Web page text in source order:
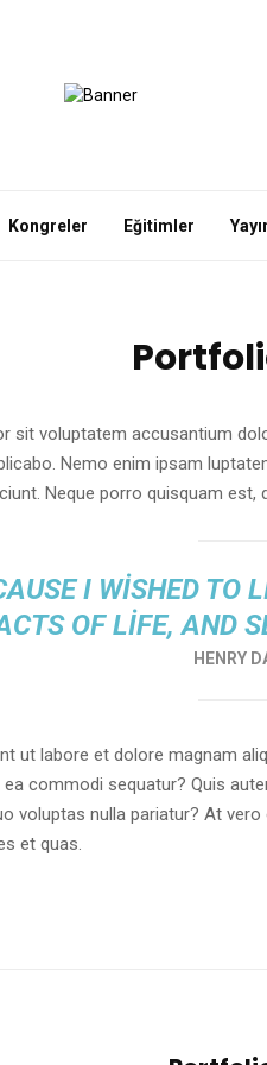
Kongreler Eğitimler
sit voluptatem accusantium
Nemo enim ipsam
Neque porro quisquam
I WISHED TO
OF LIFE, AND
HENRY
ut labore et dolore magnam
commodi sequatur? Quis
voluptas nulla pariatur? At
et quas.